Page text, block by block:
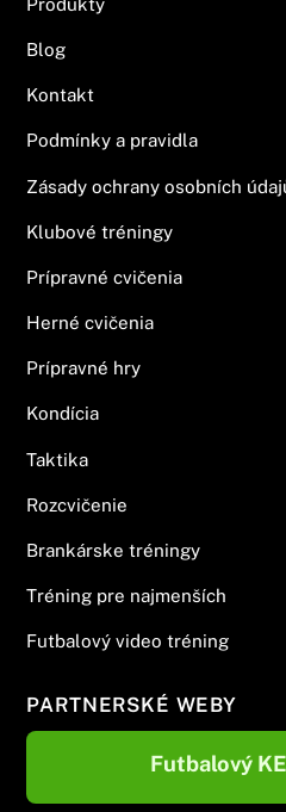
Produkty
Blog
Kontakt
Podmínky a pravidla
Zásady ochrany osobních
Klubové tréningy
Prípravné cvičenia
Herné cvičenia
Prípravné hry
Kondícia
Taktika
Rozcvičenie
Brankárske tréningy
Tréning pre najmenších
Futbalový video tréning
PARTNERSKÉ WEBY
Futbalový